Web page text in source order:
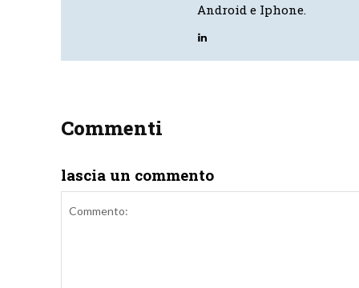
Android e Iphone.
Commenti
lascia un commento